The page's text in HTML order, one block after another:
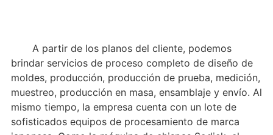
A partir de los planos del cliente, podemos
brindar servicios de proceso completo de diseño de
moldes, producción, producción de prueba, medición,
muestreo, producción en masa, ensamblaje y envío. Al
mismo tiempo, la empresa cuenta con un lote de
sofisticados equipos de procesamiento de marca